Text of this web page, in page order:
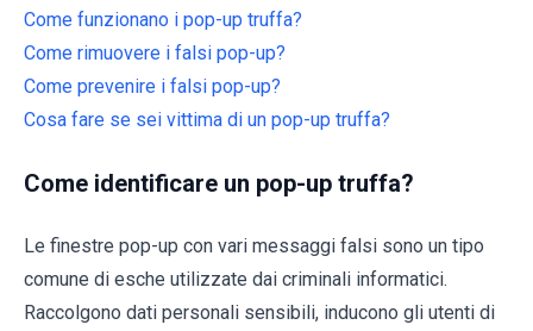
Come funzionano i pop-up truffa?
Come rimuovere i falsi pop-up?
Come prevenire i falsi pop-up?
Cosa fare se sei vittima di un pop-up truffa?
Come identificare un pop-up truffa?
Le finestre pop-up con vari messaggi falsi sono un tipo
comune di esche utilizzate dai criminali informatici.
Raccolgono dati personali sensibili, inducono gli utenti di